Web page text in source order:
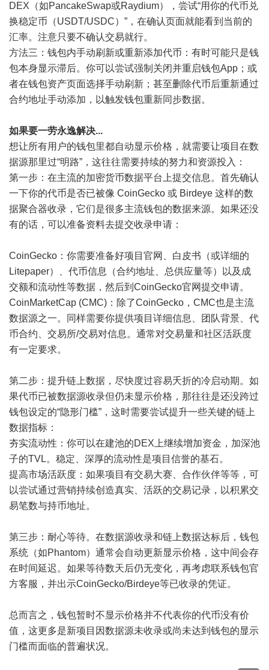
DEX（如PancakeSwap或Raydium），尝试“用你的代币兑
换稳定币（USDT/USDC）”，在确认页面就能看到当前的
汇率。注意只要不确认交易就行。
方法三：钱包内手动刷新或重新添加代币：有时可能只是钱
包本身显示滞后。你可以尝试强制关闭并重启钱包App；或
者在钱包资产页面选择手动刷新；甚至删除代币后重新通过
合约地址手动添加，以触发钱包重新同步数据。
如果要一劳永逸解决...
想让所有用户的钱包里都自动显示价格，就需要让项目在数
据源那里过“明路”，这往往需要持续的努力和资源投入：
第一步：在主流的加密货币数据平台上提交信息。首先确认
一下你的代币是否已被像 CoinGecko 或 Birdeye 这样的数
据聚合器收录，它们是很多主流钱包的数据来源。如果还没
有的话，可以准备资料去提交收录申请：
CoinGecko：你需要准备好项目官网、白皮书（或详细的
Litepaper）、代币信息（合约地址、总供应量等）以及成
交额和流动性等数据，然后到CoinGecko官网提交申请。
CoinMarketCap (CMC)：除了CoinGecko，CMC也是主流
数据源之一。同样需要你提供项目详细信息、团队背景、代
币合约、交易所/交易对信息。通常对交易量和社区活跃度
有一定要求。
第二步：提升链上数据，尽快度过容易夭折的冷启动期。如
果代币已被数据源收录但仍未显示价格，那往往是还没跨过
钱包设定的“隐形门槛”，这时需要尝试提升一些关键的链上
数据指标：
夯实流动性：你可以在建池的DEX上继续增加资金，加深池
子的TVL。稳定、深厚的流动性是项目信誉的基石。
提高市场活跃度：如果项目有交易大赛、合作伙伴等等，可
以尝试通过营销持续创造真实、活跃的交易记录，以积累交
易笔数与持币地址。
第三步：耐心等待。在数据源收录和链上数据达标后，钱包
系统（如Phantom）通常会自动更新显示价格，这中间会存
在时间延迟。如果等待数天后仍无变化，再考虑联系钱包官
方客服，并出示CoinGecko/Birdeye等已收录的凭证。
总而言之，钱包暂时不显示价格并不代表你的代币没有价
值，这更多是新项目因数据源未收录或尚未达到钱包的显示
门槛而面临的普遍状况。